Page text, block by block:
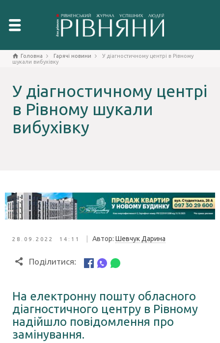
Головна Гарячі новини
У діагностичному центрі в Рівному
шукали вибухівку
У діагностичному центрі
в Рівному шукали
вибухівку
28.09.2022 14:11 Автор: Шевчук Дарина
Поділитися:
На електронну пошту обласного
діагностичного центру в Рівному
надійшло повідомлення про
замінування.